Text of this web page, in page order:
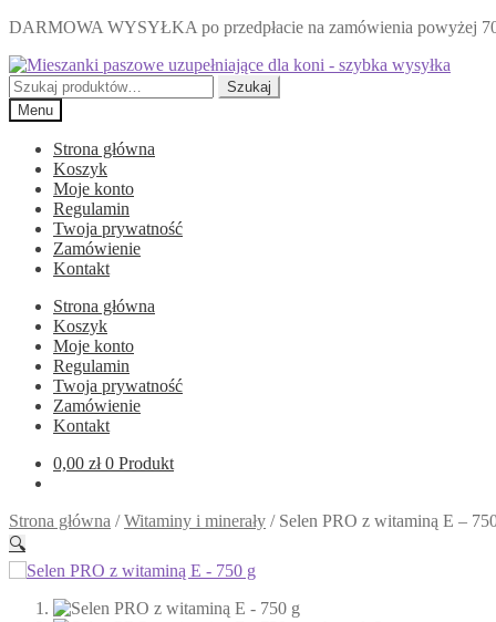
DARMOWA WYSYŁKA po przedpłacie na zamówienia powyżej
Przejdź
do
nawigacji
Przejdź
do
treści
Szukaj:
Szukaj
Menu
Strona główna
Koszyk
Moje konto
Regulamin
Twoja prywatność
Zamówienie
Kontakt
Strona główna
Koszyk
Moje konto
Regulamin
Twoja prywatność
Zamówienie
Kontakt
0,00 zł 0 Produkt
Strona główna /Witaminy i minerały / Selen PRO z witaminą E –
🔍